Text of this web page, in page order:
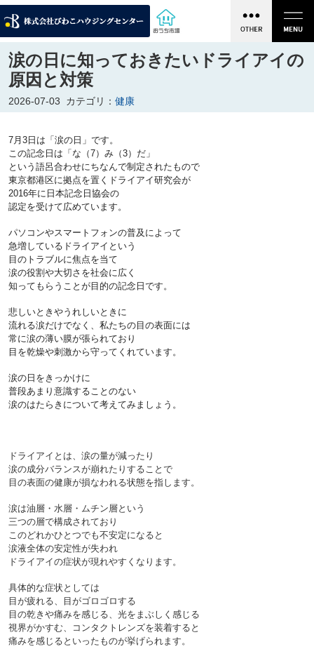
涙の日に知っておきたいドライアイの
原因と対策
2026-07-03 カテゴリ： 健康
7月3日は「涙の日」です。
この記念日は「な（7）み（3）だ」
という語呂合わせにちなんで制定されたもので
東京都港区に拠点を置くドライアイ研究会が
2016年に日本記念日協会の
認定を受けて広めています。
パソコンやスマートフォンの普及によって
急増しているドライアイという
目のトラブルに焦点を当て
涙の役割や大切さを社会に広く
知ってもらうことが目的の記念日です。
悲しいときやうれしいときに
流れる涙だけでなく、私たちの目の表面には
常に涙の薄い膜が張られており
目を乾燥や刺激から守ってくれています。
涙の日をきっかけに
普段あまり意識することのない
涙のはたらきについて考えてみましょう。
ドライアイとは、涙の量が減ったり
涙の成分バランスが崩れたりすることで
目の表面の健康が損なわれる状態を指します。
涙は油層・水層・ムチン層という
三つの層で構成されており
このどれかひとつでも不安定になると
涙液全体の安定性が失われ
ドライアイの症状が現れやすくなります。
具体的な症状としては
目が疲れる、目がゴロゴロする
目の乾きや痛みを感じる、光をまぶしく感じる
視界がかすむ、コンタクトレンズを装着すると
痛みを感じるといったものが挙げられます。